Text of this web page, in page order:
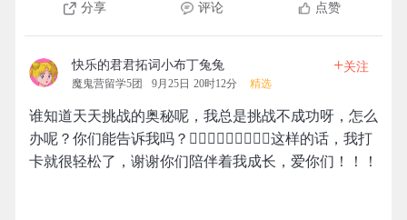
分享 评论 点赞
快乐的君君拓词小布丁兔兔
魔鬼营留学5团 9月25日 20时12分 精选
+关注
谁知道天天挑战的奥秘呢，我总是挑战不成功呀，怎么
办呢？你们能告诉我吗？🤷🏼‍♀️🤷🏼‍♀️🤷🏼‍♀️这样的话，我打
卡就很轻松了，谢谢你们陪伴着我成长，爱你们！！！